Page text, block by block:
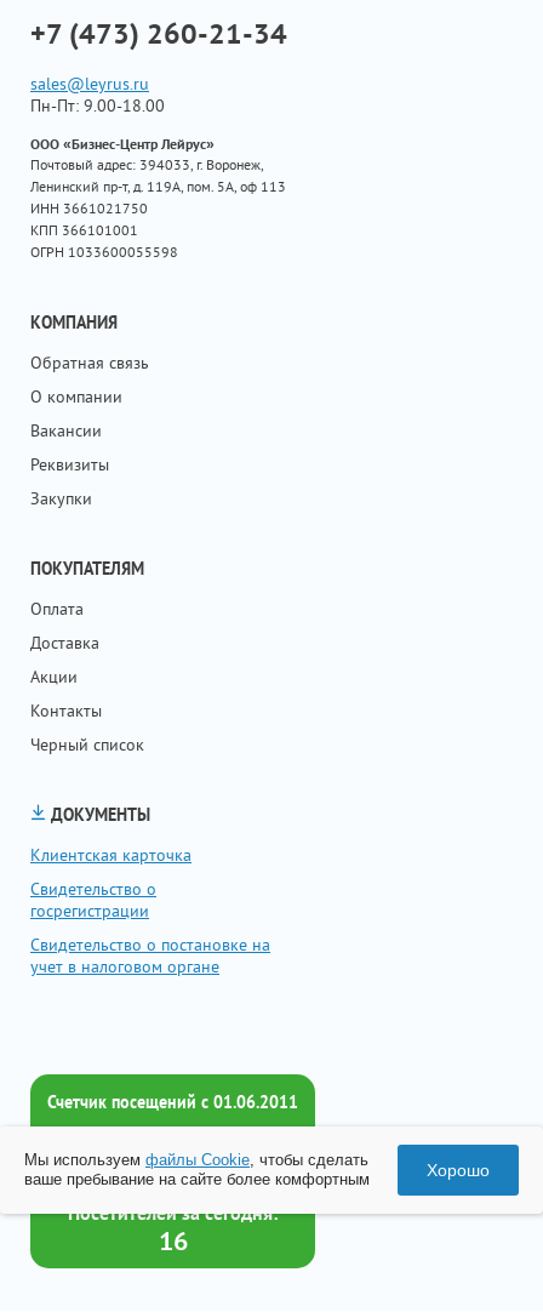
+7 (473) 260-21-34
sales@leyrus.ru
Пн-Пт: 9.00-18.00
ООО «Бизнес-Центр Лейрус»
Почтовый адрес: 394033, г. Воронеж,
Ленинский пр-т, д. 119А, пом. 5А, оф 113
ИНН 3661021750
КПП 366101001
ОГРН 1033600055598
КОМПАНИЯ
Обратная связь
О компании
Вакансии
Реквизиты
Закупки
ПОКУПАТЕЛЯМ
Оплата
Доставка
Акции
Контакты
Черный список
ДОКУМЕНТЫ
Клиентская карточка
Свидетельство о
госрегистрации
Свидетельство о постановке на
учет в налоговом органе
Счетчик посещений c 01.06.2011
Всего посетителей:
2016942
Посетителей за сегодня:
16
Мы используем файлы Cookie, чтобы сделать
ваше пребывание на сайте более комфортным
Хорошо